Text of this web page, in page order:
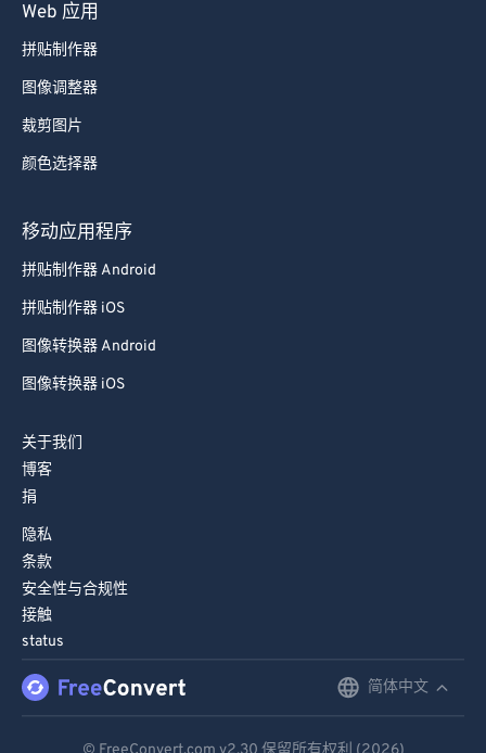
Web 应用
拼贴制作器
图像调整器
裁剪图片
颜色选择器
移动应用程序
拼贴制作器 Android
拼贴制作器 iOS
图像转换器 Android
图像转换器 iOS
关于我们
博客
捐
隐私
条款
安全性与合规性
接触
status
简体中文